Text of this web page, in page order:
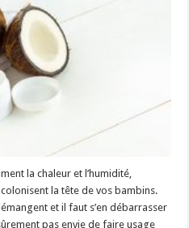
la chaleur et l’humidité,
la tête de vos bambins.
et il faut s’en débarrasser
pas envie de faire usage